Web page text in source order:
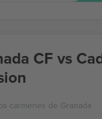
CF vs
carmenes de Granada